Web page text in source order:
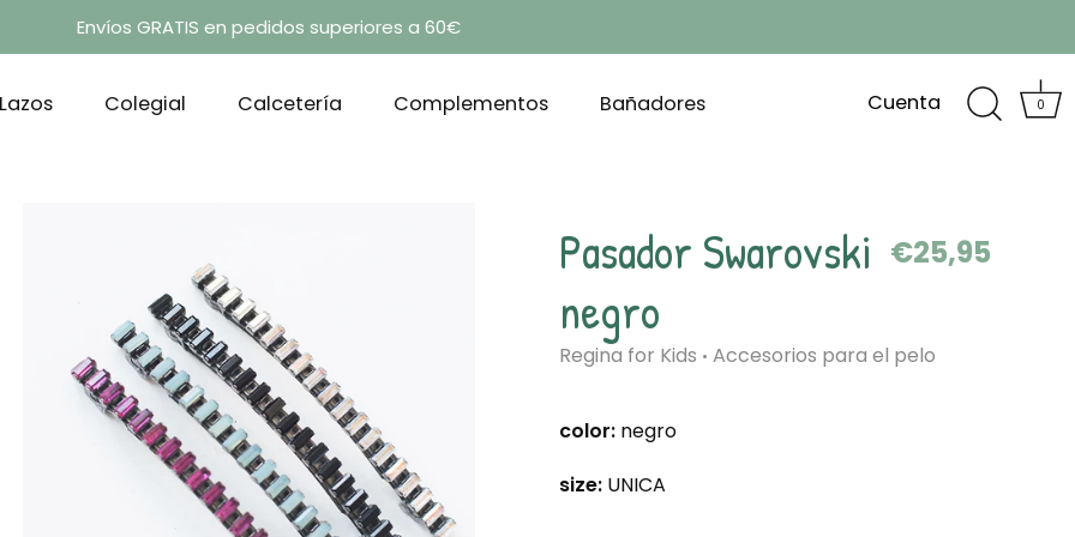
Envíos GRATIS en pedidos superiores a 60€
Lazos Colegial Calcetería Complementos Bañadores Cuenta 0
Regina for Kids • Accesorios para el pelo
€25,95
Pasador Swarovski
negro
color: negro
size: UNICA